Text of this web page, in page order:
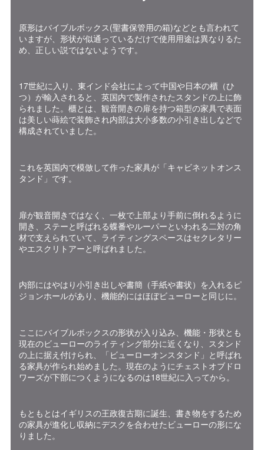
原形はバイブルボックス(聖書保管用の箱)などとも言われて
いますが、形状が似通っているだけで使用用途は異なりるた
め、正しい説ではないようです。
17世紀に入り、東インド会社によって中国や日本の櫃（ひ
つ）が輸入されると、英国内で製作されたスタンドの上に飾
られました。櫃とは、観音開きの扉を持つ箱型の家具で表面
は美しい蒔絵で装飾され内部は大小多数の小引き出しなどで
構成されていました。
これを英国内で模倣して作った家具が「キャビネットオンス
タンド」です。
扉が観音開きではなく、一枚で上部より手前に倒れるように
開き、ステーと呼ばれる蝶番やルーパーといわれる二対の角
材で支えられていて、ライティングスペースはセクレタリー
やエスクリトアーと呼ばれました。
内部にはやはり小引き出しや書簡（手紙や書状）を入れるピ
ジョンホールがあり、機能的にはほぼビューローと同じに。
ここにバイブルボックスの形状が入り込み、機能・形状とも
現在のビューローのライティング部分に近くなり、スタンド
の上に据え付けられ、「ビューローオンスタンド」と呼ばれ
る家具が作られ始めました。現在のようにチェストオブドロ
ワーズが下部につくようになるのは18世紀に入ってから。
もともとはイギリスの王政復古期に誕生、書き物をするため
の家具が進化し収納にデスクを合わせたビューローの形にな
りました。